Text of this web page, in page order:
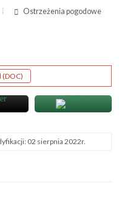
Ostrzeżenia pogodowe
druk
(DOC)
02 sierpnia 2022r.